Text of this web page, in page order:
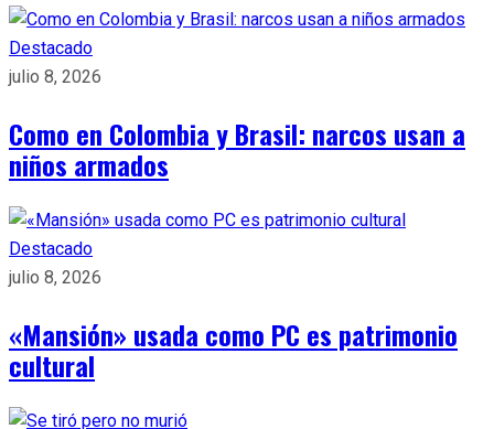
Destacado
julio 8, 2026
Como en Colombia y Brasil: narcos usan a
niños armados
Destacado
julio 8, 2026
«Mansión» usada como PC es patrimonio
cultural